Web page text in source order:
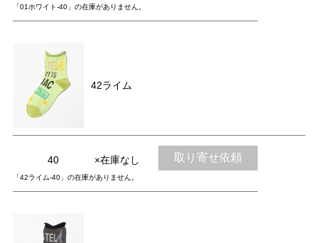
「01ホワイト-40」の在庫がありません。
42ライム
40 ×在庫なし 取り寄せ依頼
「42ライム-40」の在庫がありません。